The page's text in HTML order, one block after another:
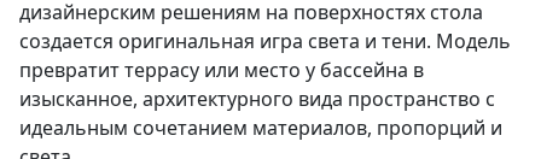
дизайнерским решениям на поверхностях стола
создается оригинальная игра света и тени. Модель
превратит террасу или место у бассейна в
изысканное, архитектурного вида пространство с
идеальным сочетанием материалов, пропорций и